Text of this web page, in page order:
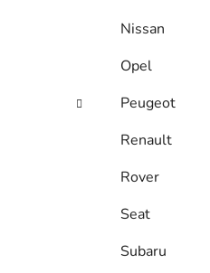
Nissan
Opel
Peugeot
Renault
Rover
Seat
Subaru